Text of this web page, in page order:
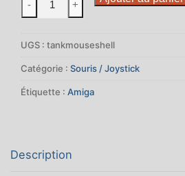
de
neuve
pour
Amiga
- +
UGS : tankmouseshell
Catégorie : Souris / Joystick
Étiquette : Amiga
Description